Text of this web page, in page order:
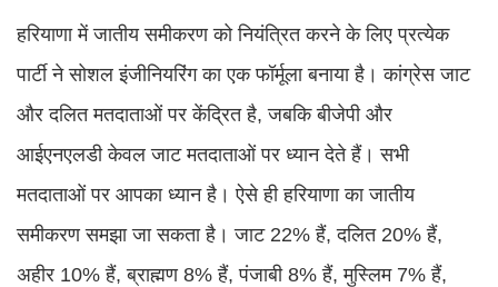
हरियाणा में जातीय समीकरण को नियंत्रित करने के लिए प्रत्येक
पार्टी ने सोशल इंजीनियरिंग का एक फॉर्मूला बनाया है। कांग्रेस जाट
और दलित मतदाताओं पर केंद्रित है, जबकि बीजेपी और
आईएनएलडी केवल जाट मतदाताओं पर ध्यान देते हैं। सभी
मतदाताओं पर आपका ध्यान है। ऐसे ही हरियाणा का जातीय
समीकरण समझा जा सकता है। जाट 22% हैं, दलित 20% हैं,
अहीर 10% हैं, ब्राह्मण 8% हैं, पंजाबी 8% हैं, मुस्लिम 7% हैं,